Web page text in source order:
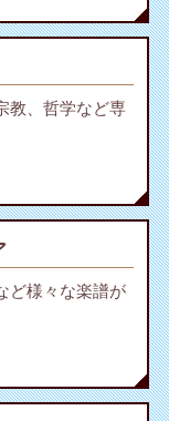
教、哲学など専
ど様々な楽譜が